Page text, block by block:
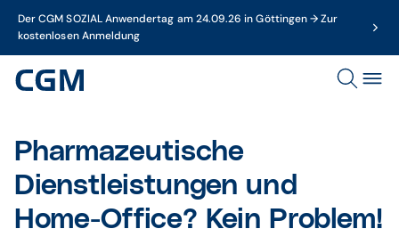
Der CGM SOZIAL Anwendertag am 24.09.26 in Göttingen → Zur
kostenlosen Anmeldung
Pharmazeutische
Dienstleistungen und
Home-Office? Kein Problem!